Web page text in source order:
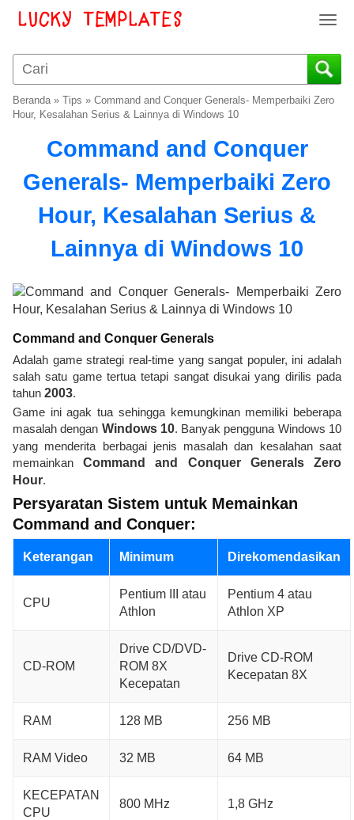
T
g
g
i
Beranda» Tips » Command and Conquer Generals- Memperbaiki Zero
Hour, Kesalahan Serius & Lainnya di Windows 10
Command and Conquer
Generals- Memperbaiki Zero
Hour, Kesalahan Serius &
Lainnya di Windows 10
Command and Conquer Generals
Adalah game strategi real-time yang sangat populer, ini adalah
salah satu game tertua tetapi sangat disukai yang dirilis pada
tahun 2003.
Game ini agak tua sehingga kemungkinan memiliki beberapa
masalah dengan Windows 10. Banyak pengguna Windows 10
yang menderita berbagai jenis masalah dan kesalahan saat
memainkanCommand and Conquer Generals Zero
Hour.
Persyaratan Sistem untuk Memainkan
Command and Conquer:
Keterangan Minimum Direkomendasikan
CPU
Pentium III atau
Athlon
Pentium 4 atau
Athlon XP
CD-ROM
Drive CD/DVD-
ROM 8X
Kecepatan
Drive CD-ROM
Kecepatan 8X
RAM 128 MB 256 MB
RAM Video 32 MB 64 MB
KECEPATAN
CPU
800 MHz 1,8 GHz